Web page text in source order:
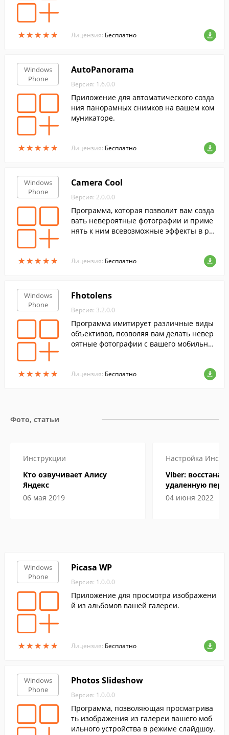
★★★★★
★★★★★ Лицензия: Бесплатно
Windows
Phone
★★★★★
★★★★★
AutoPanorama
Версия: 1.6.0.0
Приложение для автоматического созда
ния панорамных снимков на вашем ком
муникаторе.
Лицензия: Бесплатно
Windows
Phone
★★★★★
★★★★★
Camera Cool
Версия: 2.0.0.0
Программа, которая позволит вам созда
вать невероятные фотографии и приме
нять к ним всевозможные эффекты в ре
Лицензия: Бесплатно
Windows
Phone
★★★★★
★★★★★
Fhotolens
Версия: 3.2.0.0
Программа имитирует различные виды
объективов, позволяя вам делать невер
оятные фотографии с вашего мобильног
Лицензия: Бесплатно
Фото, статьи
Инструкции
Кто озвучивает Алису
Яндекс
06 мая 2019
Настройка
Viber:
удаленную
04 июня 2022
Windows
Phone
★★★★★
★★★★★
Picasa WP
Версия: 1.0.0.0
Приложение для просмотра изображени
й из альбомов вашей галереи.
Лицензия: Бесплатно
Windows
Phone
Photos Slideshow
Версия: 1.0.0.0
Программа, позволяющая просматрива
ть изображения из галереи вашего моб
ильного устройства в режиме слайдшоу.